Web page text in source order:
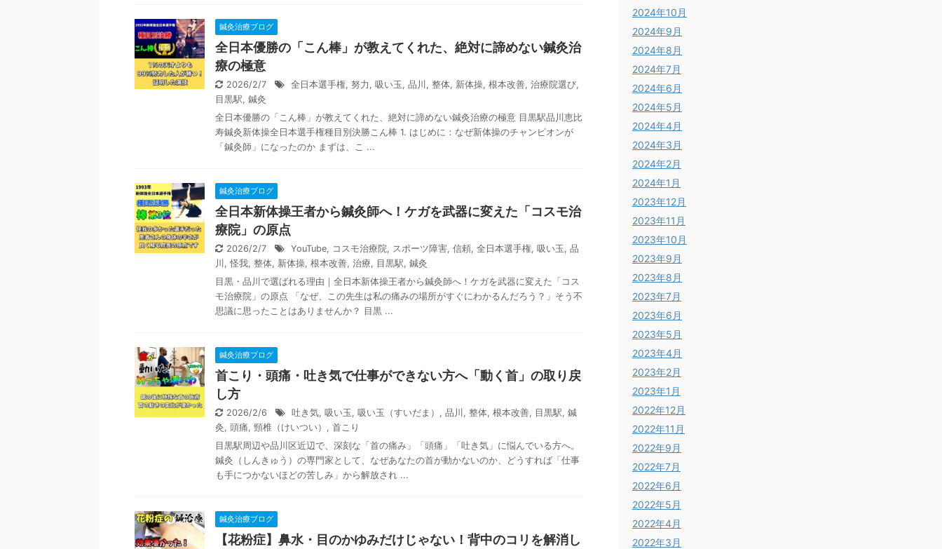
鍼灸治療ブログ
全日本優勝の「こん棒」が教えてくれた、絶対に諦めない鍼灸治
療の極意
2026/2/7 全日本選手権, 努力 , 吸い玉, 品川 , 整体, 新体操, 根本改善, 治療院選び,
目黒駅, 鍼灸
全日本優勝の「こん棒」が教えてくれた、絶対に諦めない鍼灸治療の極意 目黒駅品川恵比
寿鍼灸新体操全日本選手権種目別決勝こん棒 1. はじめに：なぜ新体操のチャンピオンが
「鍼灸師」になったのか まずは、こ ...
鍼灸治療ブログ
全日本新体操王者から鍼灸師へ！ケガを武器に変えた「コスモ治
療院」の原点
2026/2/7 YouTube, コスモ治療院, スポーツ障害, 信頼, 全日本選手権, 吸い玉, 品
川 , 怪我, 整体, 新体操, 根本改善, 治療, 目黒駅, 鍼灸
目黒・品川で選ばれる理由｜全日本新体操王者から鍼灸師へ！ケガを武器に変えた「コス
モ治療院」の原点 「なぜ、この先生は私の痛みの場所がすぐにわかるんだろう？」そう不
思議に思ったことはありませんか？ 目黒 ...
鍼灸治療ブログ
首こり・頭痛・吐き気で仕事ができない方へ「動く首」の取り戻
し方
2026/2/6 吐き気, 吸い玉, 吸い玉（すいだま） , 品川 , 整体, 根本改善, 目黒駅, 鍼
灸, 頭痛, 頸椎（けいつい） , 首こり
目黒駅周辺や品川区近辺で、深刻な「首の痛み」「頭痛」「吐き気」に悩んでいる方へ。
鍼灸（しんきゅう）の専門家として、なぜあなたの首が動かないのか、どうすれば「仕事
も手につかないほどの苦しみ」から解放され ...
鍼灸治療ブログ
【花粉症】鼻水・目のかゆみだけじゃない！背中のコリを解消し
2024年10月
2024年9月
2024年8月
2024年7月
2024年6月
2024年5月
2024年4月
2024年3月
2024年2月
2024年1月
2023年12月
2023年11月
2023年10月
2023年9月
2023年8月
2023年7月
2023年6月
2023年5月
2023年4月
2023年2月
2023年1月
2022年12月
2022年11月
2022年9月
2022年7月
2022年6月
2022年5月
2022年4月
2022年3月